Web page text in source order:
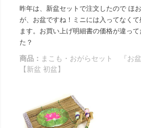
昨年は、新盆セットで注文したので ほ
が、お盆ですね！ミニには入ってなく
ます。お買い上げ明細書の価格が違っ
た？
商品： まこも・おがらセット 『お
【新盆 初盆】